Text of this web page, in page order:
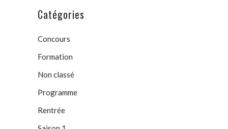
Catégories
Concours
Formation
Non classé
Programme
Rentrée